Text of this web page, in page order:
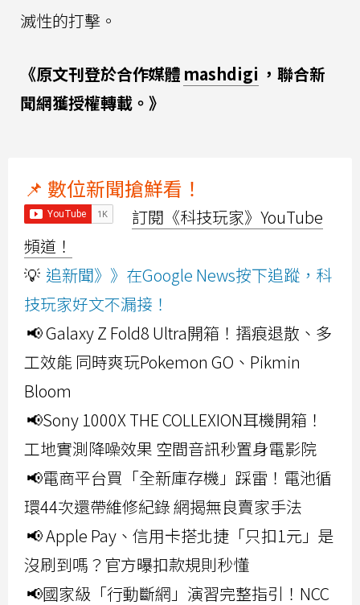
滅性的打擊。
《原文刊登於合作媒體 mashdigi ，聯合新
聞網獲授權轉載。》
📌 數位新聞搶鮮看！
訂閱《科技玩家》YouTube
頻道！
💡 追新聞》》在Google News按下追蹤，科
技玩家好文不漏接！
📢 Galaxy Z Fold8 Ultra開箱！摺痕退散、多
工效能 同時爽玩Pokemon GO、Pikmin
Bloom
📢Sony 1000X THE COLLEXION耳機開箱！
工地實測降噪效果 空間音訊秒置身電影院
📢電商平台買「全新庫存機」踩雷！電池循
環44次還帶維修紀錄 網揭無良賣家手法
📢 Apple Pay、信用卡搭北捷「只扣1元」是
沒刷到嗎？官方曝扣款規則秒懂
📢國家級「行動斷網」演習完整指引！NCC